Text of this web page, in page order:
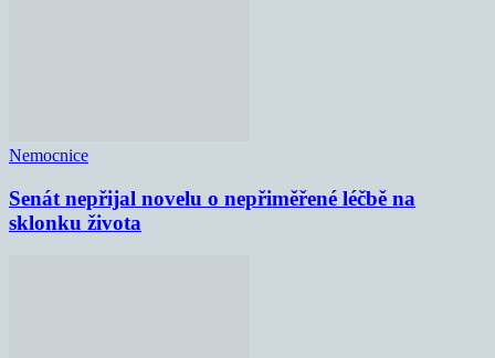
Nemocnice
Senát nepřijal novelu o nepřiměřené léčbě na
sklonku života